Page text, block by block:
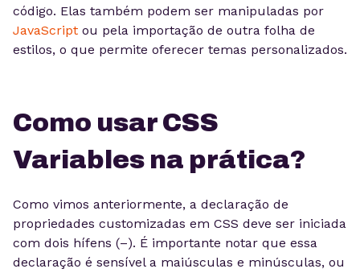
código. Elas também podem ser manipuladas por
JavaScript ou pela importação de outra folha de
estilos, o que permite oferecer temas personalizados.
Como usar CSS
Variables na prática?
Como vimos anteriormente, a declaração de
propriedades customizadas em CSS deve ser iniciada
com dois hífens (–). É importante notar que essa
declaração é sensível a maiúsculas e minúsculas, ou